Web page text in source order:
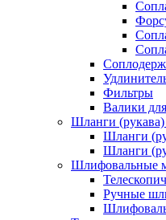
Фильтры
Валики
Шланги (рукава)
Шланги
Шланги
Шлифовальные
Ручные